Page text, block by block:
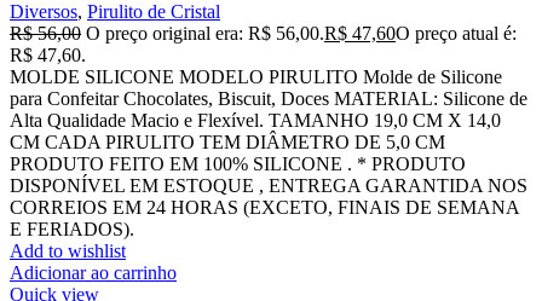
Diversos, Pirulito de Cristal
R$56,00 O preço original era: R$ 56,00.R$ 47,60O preço atual é:
R$ 47,60.
MOLDE SILICONE MODELO PIRULITO Molde de Silicone
para Confeitar Chocolates, Biscuit, Doces MATERIAL: Silicone de
Alta Qualidade Macio e Flexível. TAMANHO 19,0 CM X 14,0
CM CADA PIRULITO TEM DIÂMETRO DE 5,0 CM
PRODUTO FEITO EM 100% SILICONE . * PRODUTO
DISPONÍVEL EM ESTOQUE , ENTREGA GARANTIDA NOS
CORREIOS EM 24 HORAS (EXCETO, FINAIS DE SEMANA
E FERIADOS).
Add to wishlist
Adicionar ao carrinho
Quick view